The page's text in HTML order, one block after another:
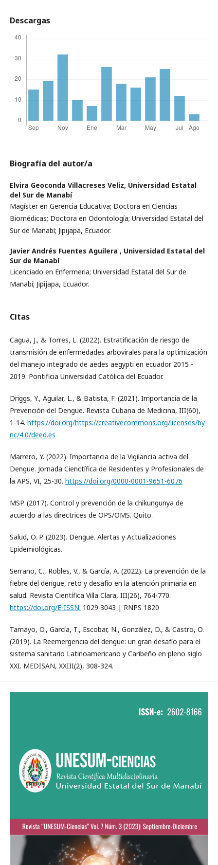
Descargas
Biografía del autor/a
Elvira Geoconda Villacreses Veliz, Universidad Estatal
del Sur de Manabí
Magíster en Gerencia Educativa; Doctora en Ciencias
Biomédicas; Doctora en Odontología; Universidad Estatal del
Sur de Manabí; Jipijapa, Ecuador.
Javier Andrés Fuentes Aguilera , Universidad Estatal del
Sur de Manabí
Licenciado en Enfermeria; Universidad Estatal del Sur de
Manabí; Jipijapa, Ecuador.
Citas
Cagua, J., & Torres, L. (2022). Estratificación de riesgo de
transmisión de enfermedades arbovirales para la optimización
del manejo integrado de aedes aegypti en ecuador 2015 -
2019. Pontificia Universidad Católica del Ecuador.
Driggs, Y., Aguilar, L., & Batista, F. (2021). Importancia de la
Prevención del Dengue. Revista Cubana de Medicina, III(60),
1-14. https://doi.org/https://creativecommons.org/licenses/by-
nc/4.0/deed.es
Marrero, Y. (2022). Importancia de la Vigilancia activa del
Dengue. Jornada Cienctífica de Residentes y Profesionales de
la APS, VI, 25-30. https://doi.org/0000-0001-9651-6076
MSP. (2017). Control y prevención de la chikungunya de
acuerdo a las directrices de OPS/OMS. Quito.
Salud, O. P. (2023). Dengue. Alertas y Actualizaciones
Epidemiológicas.
Serrano, C., Robles, V., & García, A. (2022). La prevención de la
fiebre del dengue, reto y desafío en la atención primaria en
salud. Revista Científica Villa Clara, III(26), 764-770.
https://doi.org/E-ISSN: 1029 3043 | RNPS 1820
Tamayo, O., García, T., Escobar, N., González, D., & Castro, O.
(2019). La Reemergencia del dengue: un gran desafío para el
sistema sanitario Latinoamericano y Caribeño en pleno siglo
XXI. MEDISAN, XXIII(2), 308-324.